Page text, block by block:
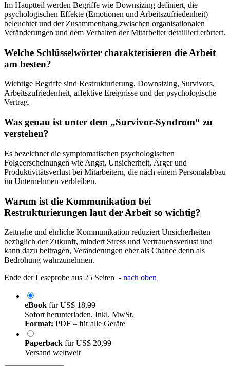
Im Hauptteil werden Begriffe wie Downsizing definiert, die
psychologischen Effekte (Emotionen und Arbeitszufriedenheit)
beleuchtet und der Zusammenhang zwischen organisationalen
Veränderungen und dem Verhalten der Mitarbeiter detailliert erörtert.
Welche Schlüsselwörter charakterisieren die Arbeit
am besten?
Wichtige Begriffe sind Restrukturierung, Downsizing, Survivors,
Arbeitszufriedenheit, affektive Ereignisse und der psychologische
Vertrag.
Was genau ist unter dem „Survivor-Syndrom“ zu
verstehen?
Es bezeichnet die symptomatischen psychologischen
Folgeerscheinungen wie Angst, Unsicherheit, Ärger und
Produktivitätsverlust bei Mitarbeitern, die nach einem Personalabbau
im Unternehmen verbleiben.
Warum ist die Kommunikation bei
Restrukturierungen laut der Arbeit so wichtig?
Zeitnahe und ehrliche Kommunikation reduziert Unsicherheiten
bezüglich der Zukunft, mindert Stress und Vertrauensverlust und
kann dazu beitragen, Veränderungen eher als Chance denn als
Bedrohung wahrzunehmen.
Ende der Leseprobe aus 25 Seiten - nach oben
eBook fürUS$ 18,99
Sofort herunterladen. Inkl. MwSt.
Format: PDF – für alle Geräte
Paperback fürUS$ 20,99
Versand weltweit